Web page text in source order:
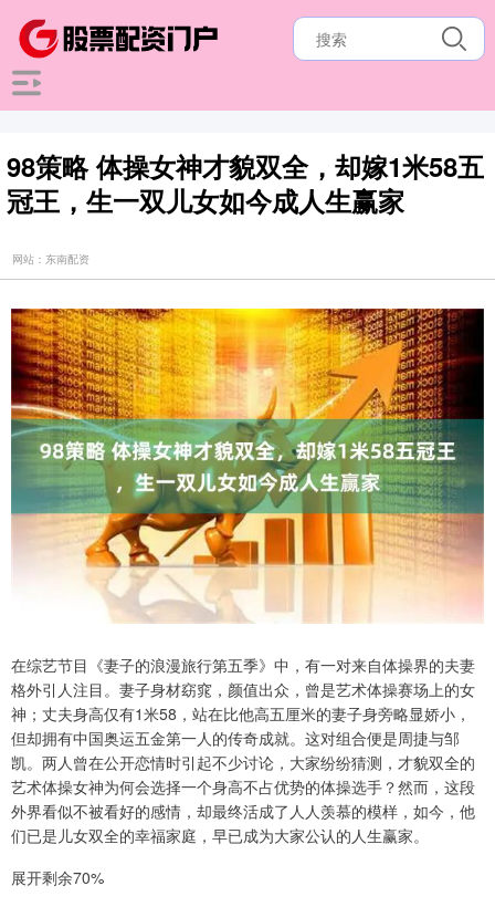
98策略 体操女神才貌双全，却嫁1米58五
冠王，生一双儿女如今成人生赢家
网站：东南配资
在综艺节目《妻子的浪漫旅行第五季》中，有一对来自体操界的夫妻
格外引人注目。妻子身材窈窕，颜值出众，曾是艺术体操赛场上的女
神；丈夫身高仅有1米58，站在比他高五厘米的妻子身旁略显娇小，
但却拥有中国奥运五金第一人的传奇成就。这对组合便是周捷与邹
凯。两人曾在公开恋情时引起不少讨论，大家纷纷猜测，才貌双全的
艺术体操女神为何会选择一个身高不占优势的体操选手？然而，这段
外界看似不被看好的感情，却最终活成了人人羡慕的模样，如今，他
们已是儿女双全的幸福家庭，早已成为大家公认的人生赢家。
展开剩余70%